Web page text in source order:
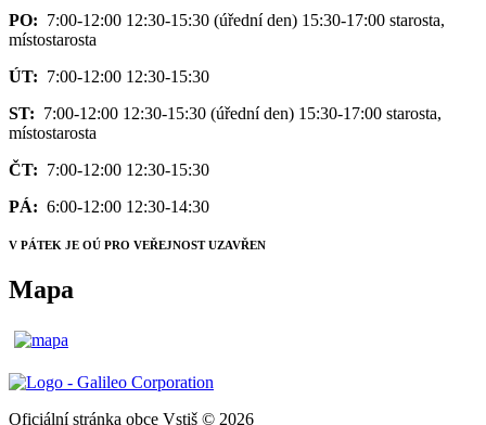
PO: 7:00-12:00 12:30-15:30 (úřední den) 15:30-17:00 starosta,
místostarosta
ÚT: 7:00-12:00 12:30-15:30
ST: 7:00-12:00 12:30-15:30 (úřední den) 15:30-17:00 starosta,
místostarosta
ČT: 7:00-12:00 12:30-15:30
PÁ: 6:00-12:00 12:30-14:30
V PÁTEK JE OÚ PRO VEŘEJNOST UZAVŘEN
Mapa
Oficiální stránka obce Vstiš © 2026